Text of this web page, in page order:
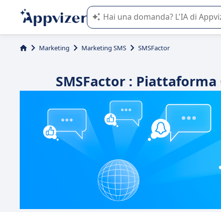
L'IA di Appvizer vi guida
Marketing Marketing SMS SMSFactor
SMSFactor : Piattaforma